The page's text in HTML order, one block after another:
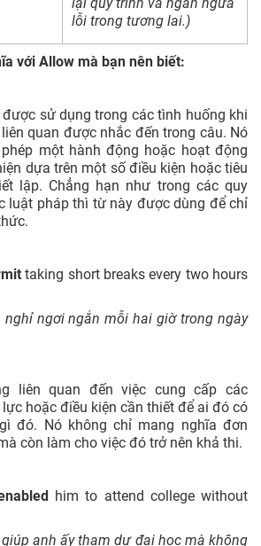
lỗi trong tương lai.)
với Allow mà bạn nên biết:
được sử dụng trong các tình huống khi
quan được nhắc đến trong câu. Nó
một hành động hoặc hoạt động
dựa trên một số điều kiện hoặc tiêu
lập. Chẳng hạn như trong các quy
luật pháp thì từ này được dùng để chỉ
taking short breaks every two hours
nghỉ ngơi ngắn mỗi hai giờ trong ngày
liên quan đến việc cung cấp các
hoặc điều kiện cần thiết để ai đó có
đó. Nó không chỉ mang nghĩa đơn
còn làm cho việc đó trở nên khả thi.
him to attend college without
anh ấy tham dự đại học mà không